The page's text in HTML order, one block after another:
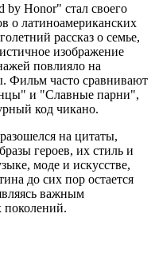
by Honor" стал своего
о латиноамериканских
рассказ о семье,
изображение
повлияло на
Фильм часто сравнивают
и "Славные парни",
код чикано.
на цитаты,
героев, их стиль и
моде и искусстве,
до сих пор остается
важным
поколений.